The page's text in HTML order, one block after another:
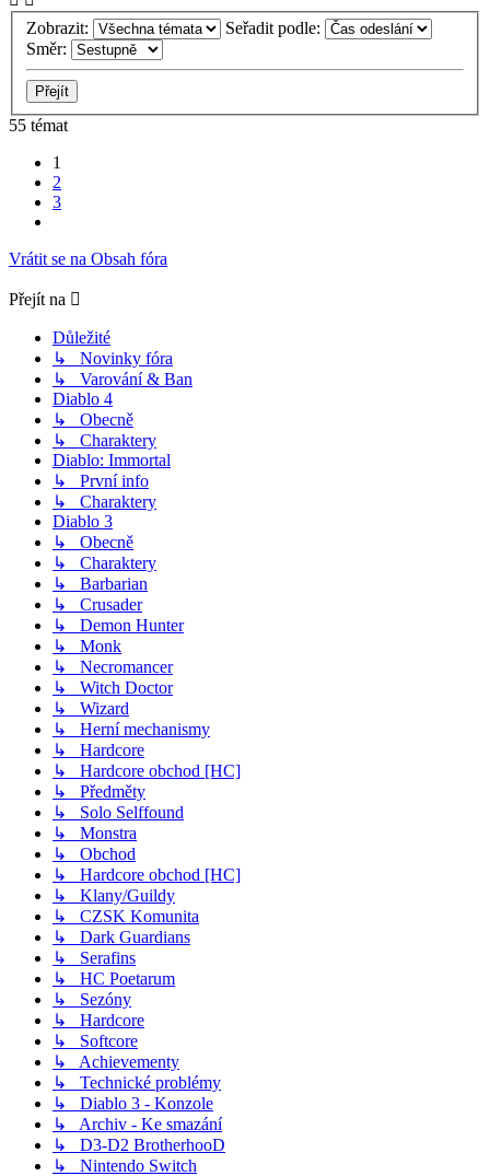
Zobrazit:
Seřadit podle:
Směr:
55 témat
1
2
3
Vrátit se na Obsah fóra
Přejít na
Důležité
↳ Novinky fóra
↳ Varování & Ban
Diablo 4
↳ Obecně
↳ Charaktery
Diablo: Immortal
↳ První info
↳ Charaktery
Diablo 3
↳ Obecně
↳ Charaktery
↳ Barbarian
↳ Crusader
↳ Demon Hunter
↳ Monk
↳ Necromancer
↳ Witch Doctor
↳ Wizard
↳ Herní mechanismy
↳ Hardcore
↳ Hardcore obchod [HC]
↳ Předměty
↳ Solo Selffound
↳ Monstra
↳ Obchod
↳ Hardcore obchod [HC]
↳ Klany/Guildy
↳ CZSK Komunita
↳ Dark Guardians
↳ Serafins
↳ HC Poetarum
↳ Sezóny
↳ Hardcore
↳ Softcore
↳ Achievementy
↳ Technické problémy
↳ Diablo 3 - Konzole
↳ Archiv - Ke smazání
↳ D3-D2 BrotherhooD
↳ Nintendo Switch